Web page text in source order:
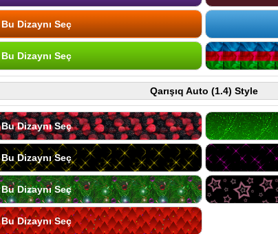
Bu Dizaynı Seç
Bu Dizaynı Seç
Qarışıq Auto (1.4) Style
Bu Dizaynı Seç
Bu Dizaynı Seç
Bu Dizaynı Seç
Bu Dizaynı Seç